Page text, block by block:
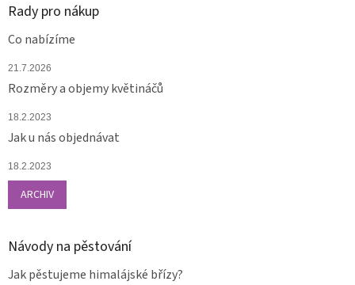
Rady pro nákup
Co nabízíme
21.7.2026
Rozměry a objemy květináčů
18.2.2023
Jak u nás objednávat
18.2.2023
ARCHIV
Návody na pěstování
Jak pěstujeme himalájské břízy?